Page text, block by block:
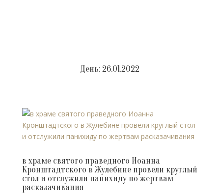
День:26.01.2022
в храме святого праведного Иоанна
Кронштадтского в Жулебине провели круглый
стол и отслужили панихиду по жертвам
расказачивания